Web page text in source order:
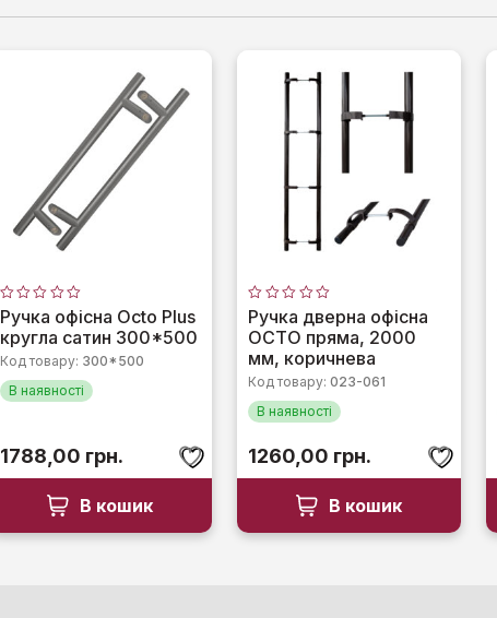
Оцінено
в
0
5
Ручка офісна Octo Plus
кругла сатин 300*500
Код товару: 300*500
В наявності
1788,00 грн.
В кошик
Оцінено
в
0
5
Ручка дверна офісна
OCTO пряма, 2000
мм, коричнева
Код товару:023-061
В наявності
1260,00 грн.
В кошик